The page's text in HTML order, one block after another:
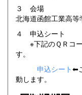
３ 会場
北海道函館工業高等
４ 申込シート
※下記のＱＲコー
す。
申込シート⬅
動します。